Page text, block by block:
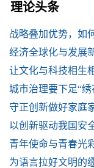
理论头条
战略叠加优势，如
经济全球化与发展
让文化与科技相生
城市治理要下足“绣
守正创新做好家庭
以创新驱动我国安
青年使命与青春光
为语言拉好文明的